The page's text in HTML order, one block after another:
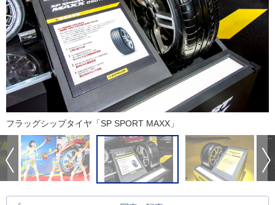
フラッグシップタイヤ「SP SPORT MAXX」